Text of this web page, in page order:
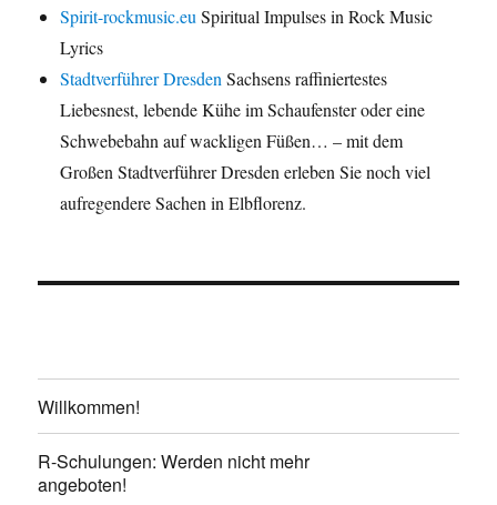
Spirit-rockmusic.eu Spiritual Impulses in Rock Music
Lyrics
Stadtverführer Dresden Sachsens raffiniertestes
Liebesnest, lebende Kühe im Schaufenster oder eine
Schwebebahn auf wackligen Füßen… – mit dem
Großen Stadtverführer Dresden erleben Sie noch viel
aufregendere Sachen in Elbflorenz.
Willkommen!
R-Schulungen: Werden nicht mehr
angeboten!